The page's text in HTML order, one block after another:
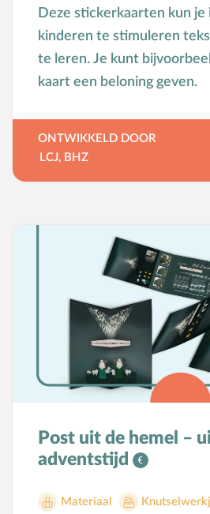
Deze stickerkaarten kun je
kinderen te stimuleren
te leren. Je kunt
kaart een beloning geven.
ONTWIKKELD DOOR
LCJ, BHZ
Post uit de hemel –
adventstijd
Materiaal